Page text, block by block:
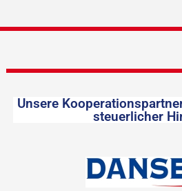
Unsere
steuerlicher